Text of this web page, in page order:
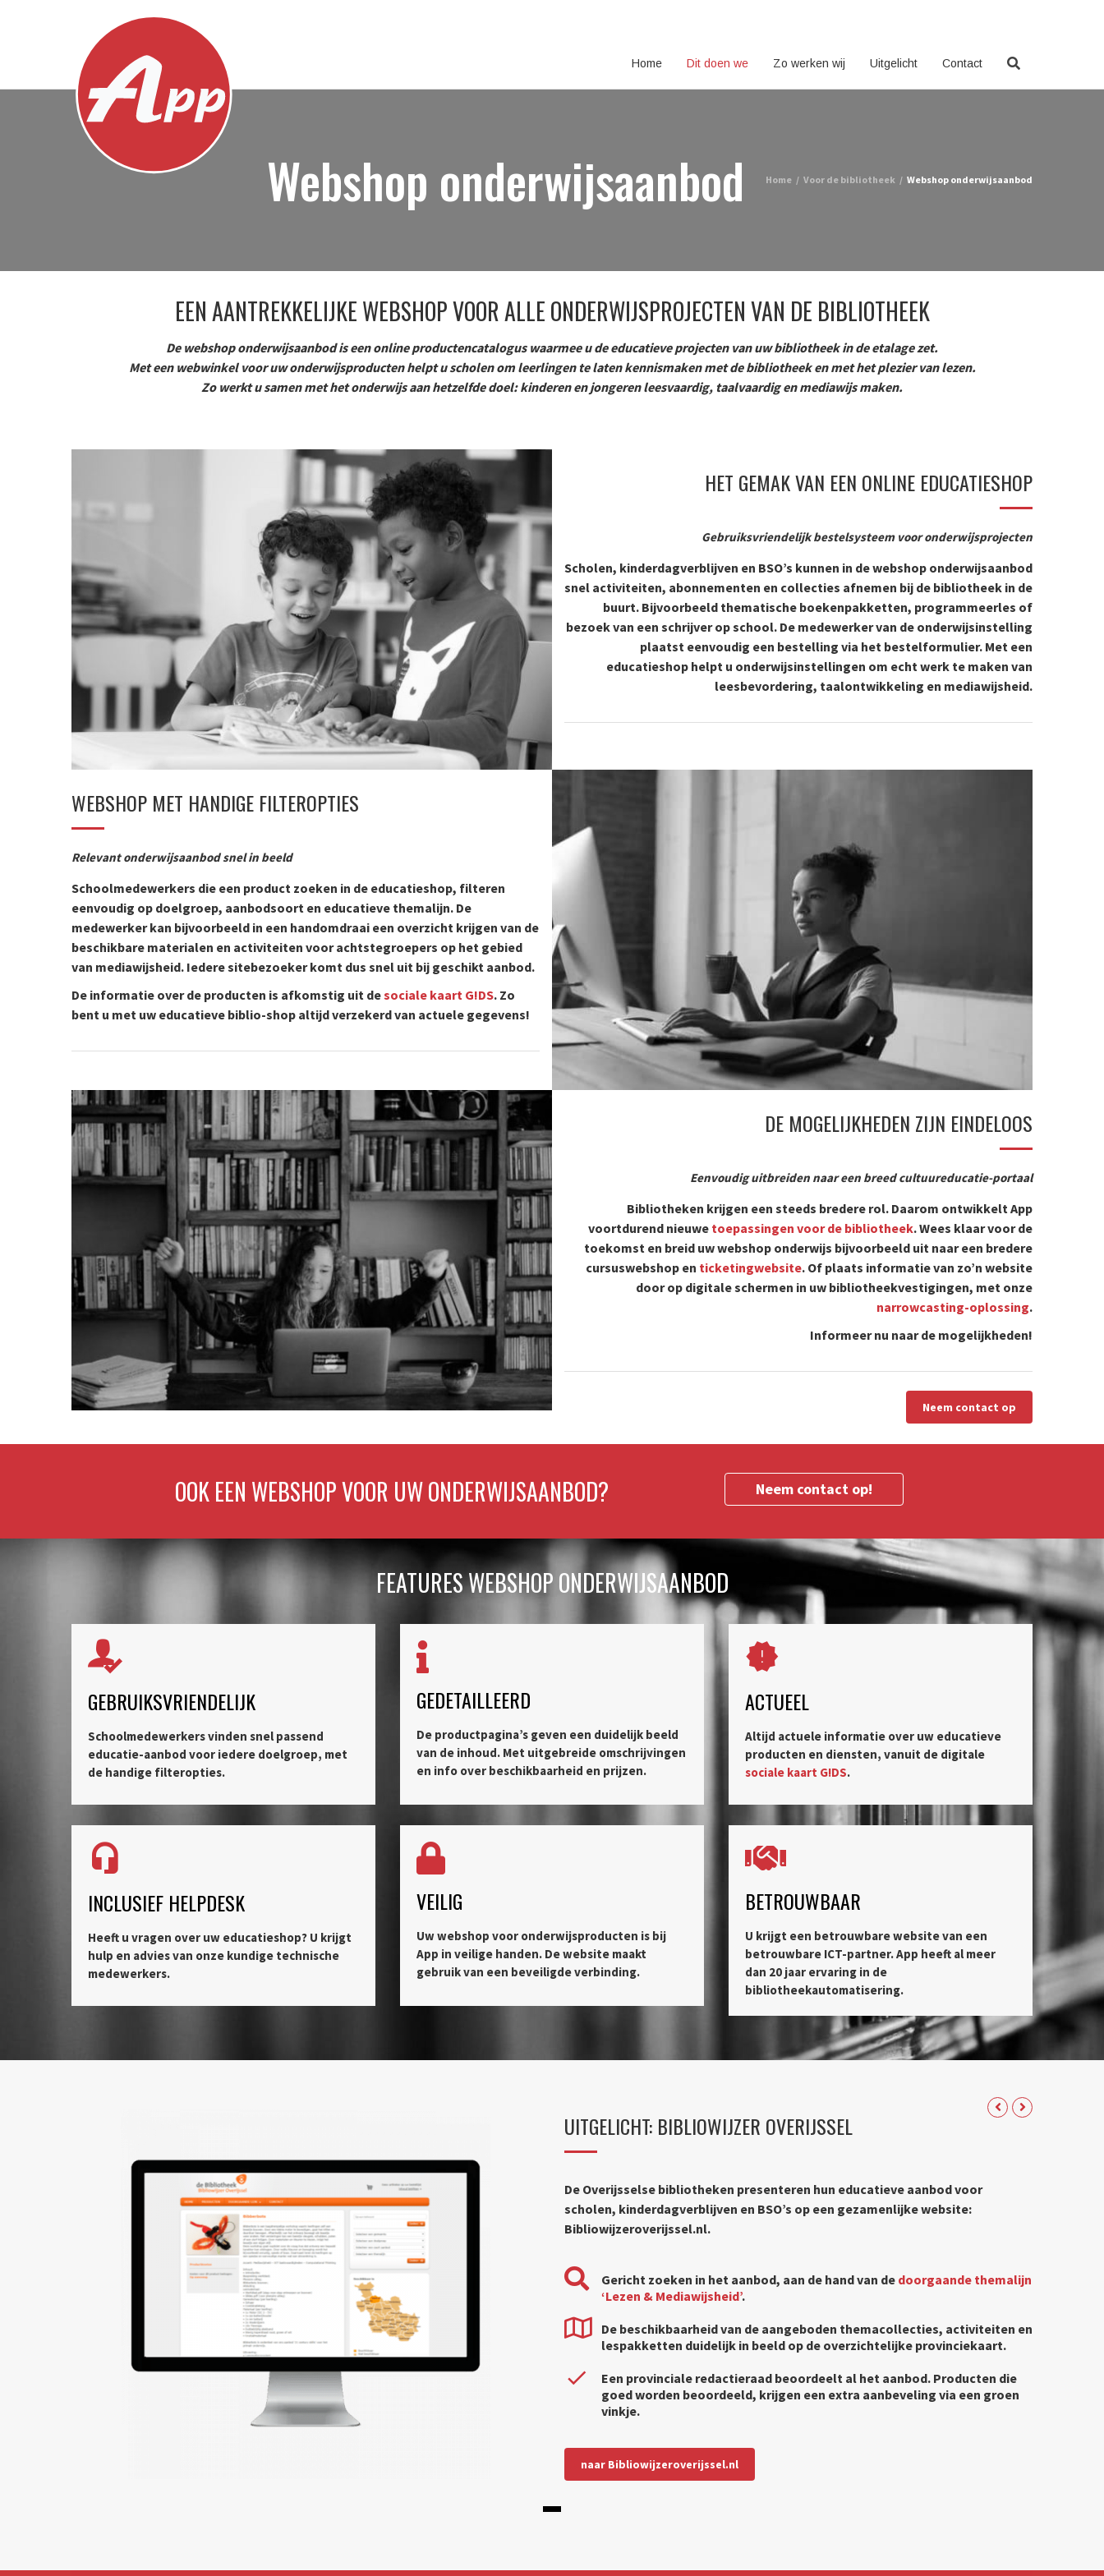
Home Dit doen we Zo werken wij Uitgelicht Contact
Webshop onderwijsaanbod Home / Voor de bibliotheek / Webshop onderwijsaanbod
EEN AANTREKKELIJKE WEBSHOP VOOR ALLE ONDERWIJSPROJECTEN VAN DE BIBLIOTHEEK
De webshop onderwijsaanbod is een online productencatalogus waarmee u de educatieve projectenvan uw bibliotheek in de etalage zet.
Met een webwinkel voor uw onderwijsproducten helpt u scholen om leerlingen te laten kennismaken met de bibliotheek en met het plezier van lezen.
Zo werkt u samen met het onderwijs aan hetzelfde doel: kinderen en jongeren leesvaardig, taalvaardig en mediawijs maken.
HET GEMAK VAN EEN ONLINE EDUCATIESHOP
Gebruiksvriendelijk bestelsysteem voor onderwijsprojecten
Scholen, kinderdagverblijven en BSO’s kunnen in de webshop onderwijsaanbod
snel activiteiten, abonnementen en collecties afnemen bij de bibliotheek in de
buurt. Bijvoorbeeld thematische boekenpakketten, programmeerles of
bezoek van een schrijver op school. De medewerker van de onderwijsinstelling
plaatst eenvoudig een bestelling via het bestelformulier. Met een
educatieshop helpt u onderwijsinstellingen om echt werk te maken van
leesbevordering, taalontwikkeling en mediawijsheid.
WEBSHOP MET HANDIGE FILTEROPTIES
Relevant onderwijsaanbod snel in beeld
Schoolmedewerkers die een product zoeken in de educatieshop, filteren
eenvoudig op doelgroep, aanbodsoort en educatieve themalijn. De
medewerker kan bijvoorbeeld in een handomdraai een overzicht krijgen van de
beschikbare materialen en activiteiten voor achtstegroepers op het gebied
van mediawijsheid. Iedere sitebezoeker komt dus snel uit bij geschikt aanbod.
De informatie over de producten is afkomstig uit desociale kaart G!DS. Zo
bent u met uw educatieve biblio-shop altijd verzekerd van actuele gegevens!
DE MOGELIJKHEDEN ZIJN EINDELOOS
Eenvoudig uitbreiden naar een breed cultuureducatie-portaal
Bibliotheken krijgen een steeds bredere rol. Daarom ontwikkelt App
voortdurend nieuwe toepassingen voor de bibliotheek. Wees klaar voor de
toekomst en breid uw webshop onderwijs bijvoorbeeld uit naar een bredere
cursuswebshop en ticketingwebsite. Of plaats informatie van zo’n website
door op digitale schermen in uw bibliotheekvestigingen, met onze
narrowcasting-oplossing.
Informeer nu naar de mogelijkheden!
Neem contact op
OOK EEN WEBSHOP VOOR UW ONDERWIJSAANBOD? Neem contact op!
FEATURES WEBSHOP ONDERWIJSAANBOD
GEBRUIKSVRIENDELIJK
Schoolmedewerkers vinden snel passend
educatie-aanbod voor iedere doelgroep, met
de handige filteropties.
GEDETAILLEERD
De productpagina’s geven een duidelijk beeld
van de inhoud. Met uitgebreide omschrijvingen
en info over beschikbaarheid en prijzen.
ACTUEEL
Altijd actuele informatie over uw educatieve
producten en diensten, vanuit de digitale
sociale kaart G!DS.
INCLUSIEF HELPDESK
Heeft u vragen over uw educatieshop? U krijgt
hulp en advies van onze kundige technische
medewerkers.
VEILIG
Uw webshop voor onderwijsproducten is bij
App in veilige handen. De website maakt
gebruik van een beveiligde verbinding.
BETROUWBAAR
U krijgt een betrouwbare website van een
betrouwbare ICT-partner. App heeft al meer
dan 20 jaar ervaring in de
bibliotheekautomatisering.
UITGELICHT: BIBLIOWIJZER OVERIJSSEL
De Overijsselse bibliotheken presenteren hun educatieve aanbod voor
scholen, kinderdagverblijven en BSO’s op een gezamenlijke website:
Bibliowijzeroverijssel.nl.
Gericht zoeken in het aanbod, aan de hand van de doorgaande themalijn
‘Lezen & Mediawijsheid’.
De beschikbaarheid van de aangeboden themacollecties, activiteiten en
lespakketten duidelijk in beeld op de overzichtelijke provinciekaart.
Een provinciale redactieraad beoordeelt al het aanbod. Producten die
goed worden beoordeeld, krijgen een extra aanbeveling via een groen
vinkje.
naar Bibliowijzeroverijssel.nl